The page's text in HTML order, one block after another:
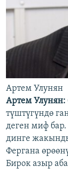
Артем Улунян
Артем Улунян:
түштүгүндө
деген миф
динге
Фергана
Бирок азыр